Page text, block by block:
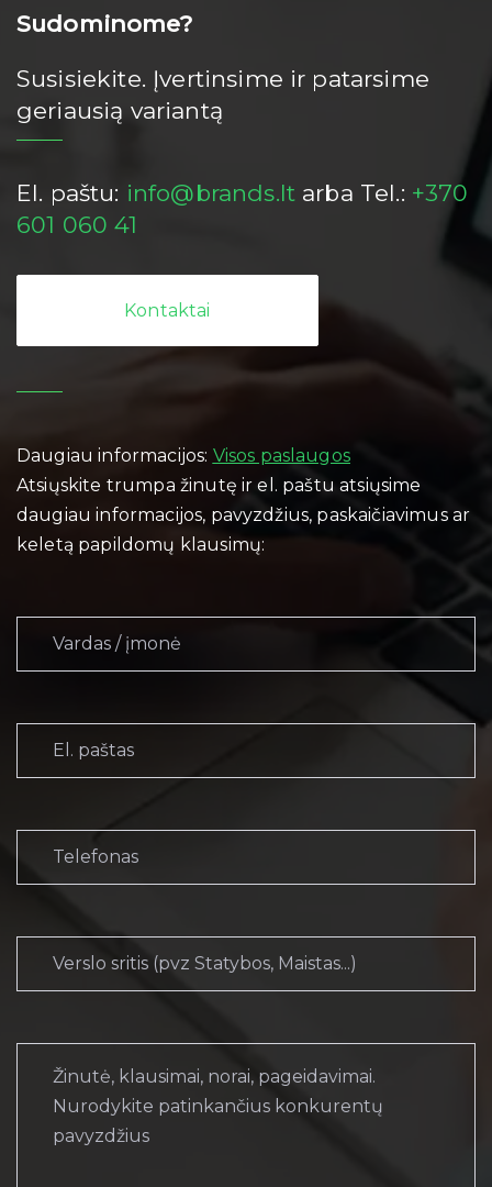
Sudominome?
Susisiekite. Įvertinsime ir patarsime
geriausią variantą
El. paštu: info@brands.lt arba Tel.: +370
601 060 41
Kontaktai
Daugiau informacijos: Visos paslaugos
Atsiųskite trumpa žinutę ir el. paštu atsiųsime
daugiau informacijos, pavyzdžius, paskaičiavimus ar
keletą papildomų klausimų: